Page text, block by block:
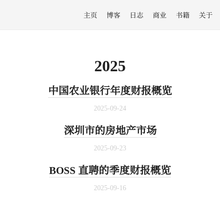
主页 博客 日志 商业 书籍 关于
2025
中国农业银行年度财报概览
2025-09-24
深圳市的房地产市场
2025-09-23
BOSS 直聘的季度财报概览
2025-09-16